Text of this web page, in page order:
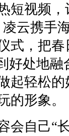
短视频
云携手
式，把
好处地
起轻松
的形象。
会自己“